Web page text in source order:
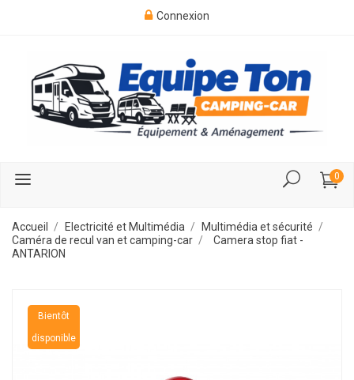
Connexion
0
Accueil Electricité et Multimédia
Multimédia et sécurité
Caméra de recul van et camping-car
Camera stop fiat -
ANTARION
Bientôt
disponible